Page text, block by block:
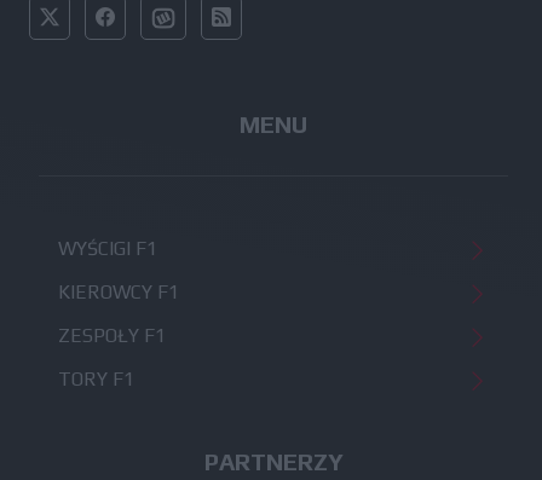
MENU
WYŚCIGI F1
KIEROWCY F1
ZESPOŁY F1
TORY F1
PARTNERZY